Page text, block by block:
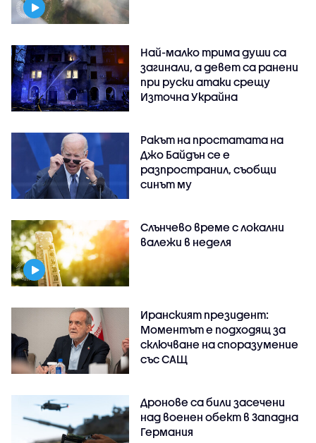
Най-малко трима души са
загинали, а девет са ранени
при руски атаки срещу
Източна Украйна
Ракът на простатата на
Джо Байдън се е
разпространил, съобщи
синът му
Слънчево време с локални
валежи в неделя
Иранският президент:
Моментът е подходящ за
сключване на споразумение
със САЩ
Дронове са били засечени
над военен обект в Западна
Германия